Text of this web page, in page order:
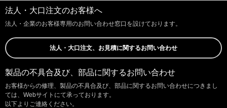
法人・大口注文のお客様へ
法人・企業のお客様専用のお問い合わせ窓口を設けております。
法人・大口注文、お見積に関するお問い合わせ
製品の不具合及び、部品に関するお問い合わせ
お客様からの修理、製品の不具合及び、部品に関するお問い合わせにつきまし
ては、Webサイトにて承っております。
以下よりご連絡ください。